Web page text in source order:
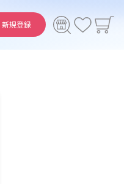
新規登録